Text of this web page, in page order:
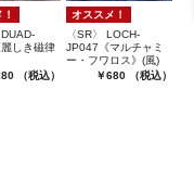
DUAD-
しき磁律
（税込）
オススメ！
〈SR〉 LOCH-
JP047《マルチャミ
ー・フワロス》(風)
￥680 （税込）